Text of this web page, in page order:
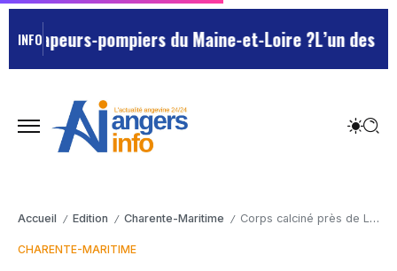
INFO pompiers du Maine-et-Loire ?L’un des
Accueil / Edition / Charente-Maritime / Corps calciné près de La Rochelle : un suspect interpellé dans la Creuse
CHARENTE-MARITIME